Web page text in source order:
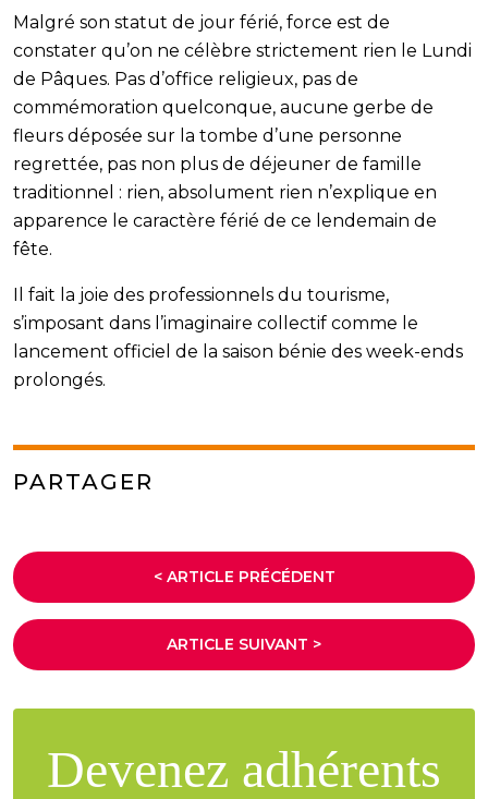
Malgré son statut de jour férié, force est de
constater qu’on ne célèbre strictement rien le Lundi
de Pâques. Pas d’office religieux, pas de
commémoration quelconque, aucune gerbe de
fleurs déposée sur la tombe d’une personne
regrettée, pas non plus de déjeuner de famille
traditionnel : rien, absolument rien n’explique en
apparence le caractère férié de ce lendemain de
fête.
Il fait la joie des professionnels du tourisme,
s’imposant dans l’imaginaire collectif comme le
lancement officiel de la saison bénie des week-ends
prolongés.
PARTAGER
< ARTICLE PRÉCÉDENT
ARTICLE SUIVANT >
Devenez adhérents